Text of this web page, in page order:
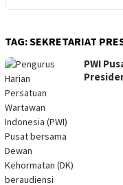
TAG:SEKRETARIAT
PWI